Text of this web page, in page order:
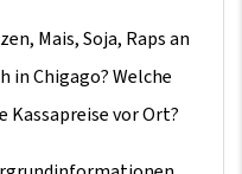
Mais, Soja, Raps an
in Chigago? Welche
Kassapreise vor Ort?